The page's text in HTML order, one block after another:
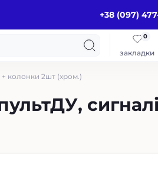
+38 (097)
закладки
0
колонки 2шт (хром.)